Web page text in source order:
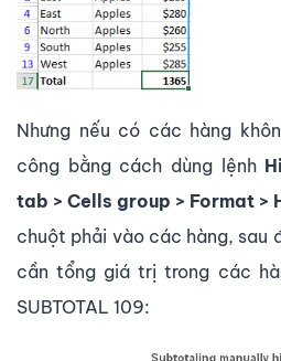
Nhưng nếu có các hàng
công bằng cách dùng lệnh
tab > Cells group > Format >
chuột phải vào các hàng, sau
cần tổng giá trị trong các
SUBTOTAL 109: